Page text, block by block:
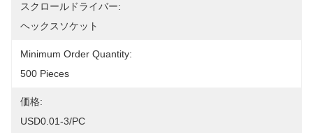
スクロールドライバー:
ヘックスソケット
Minimum Order Quantity:
500 Pieces
価格:
USD0.01-3/PC